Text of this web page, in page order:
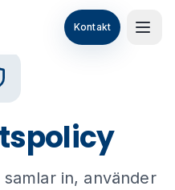
Kontakt
in, använder